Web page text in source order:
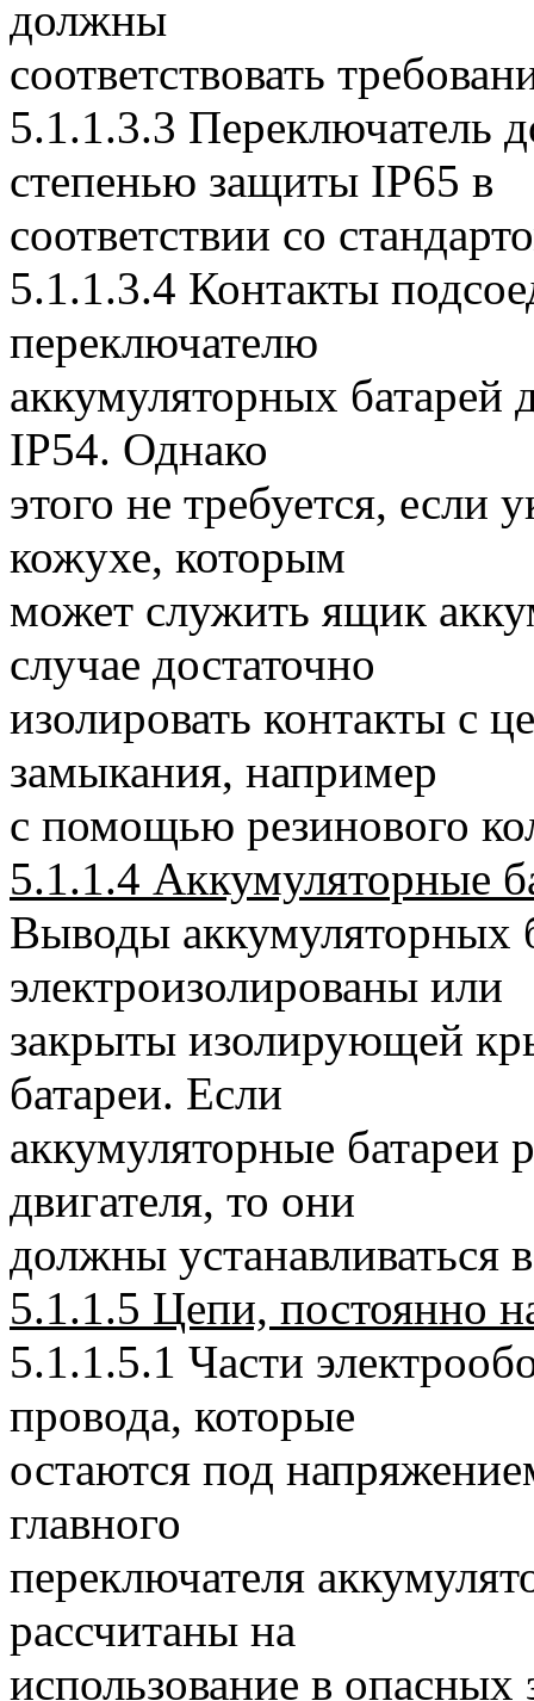
должны
соответствовать
5.1.1.3.3 Переключатель
степенью защиты IP65 в
соответствии со
5.1.1.3.4 Контакты
переключателю
аккумуляторных
IP54. Однако
этого не требуется, если
кожухе, которым
может служить ящик
случае достаточно
изолировать контакты с
замыкания, например
с помощью резинового
5.1.1.4 Аккумуляторные
Выводы аккумуляторных
электроизолированы или
закрыты изолирующей
батареи. Если
аккумуляторные батареи
двигателя, то они
должны устанавливаться
5.1.1.5 Цепи, постоянно
5.1.1.5.1 Части
провода, которые
остаются под
главного
переключателя
рассчитаны на
использование в опасных